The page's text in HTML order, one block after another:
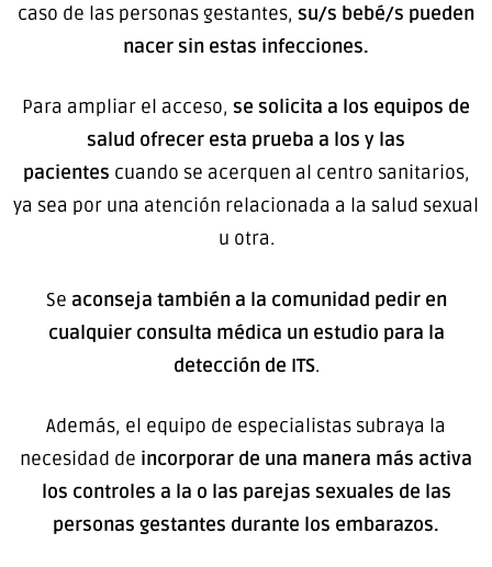
caso de las personas gestantes, su/s bebé/s pueden
nacer sin estas infecciones.
Para ampliar el acceso, se solicita a los equipos de
salud ofrecer esta prueba a los y las
pacientes cuando se acerquen al centro sanitarios,
ya sea por una atención relacionada a la salud sexual
u otra.
Se aconseja también a la comunidad pedir en
cualquier consulta médica un estudio para la
detección de ITS.
Además, el equipo de especialistas subraya la
necesidad de incorporar de una manera más activa
los controles a la o las parejas sexuales de las
personas gestantes durante los embarazos.